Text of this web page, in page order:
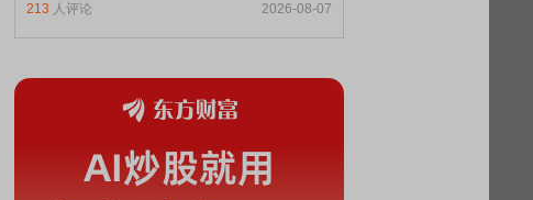
213 人评论 2026-08-07